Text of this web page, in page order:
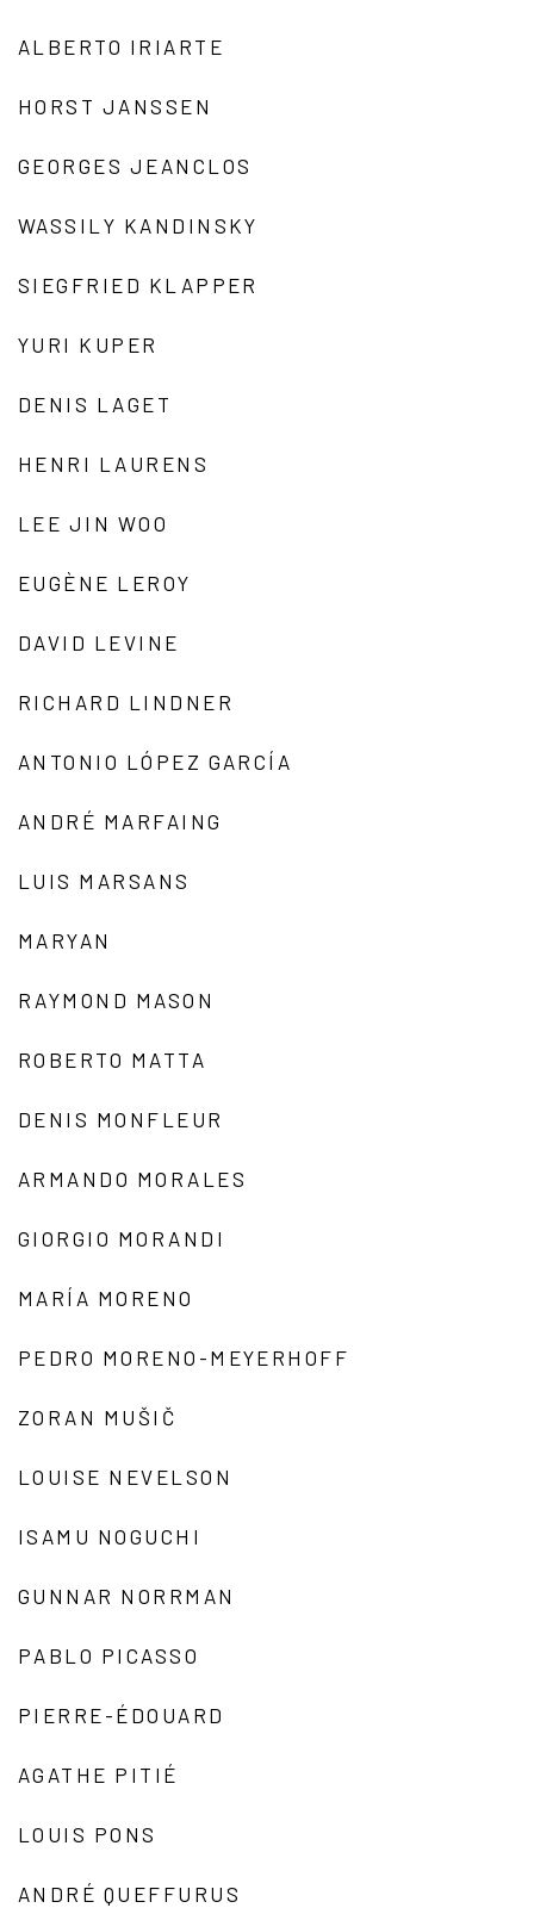
ALBERTO IRIARTE
HORST JANSSEN
GEORGES JEANCLOS
WASSILY KANDINSKY
SIEGFRIED KLAPPER
YURI KUPER
DENIS LAGET
HENRI LAURENS
LEE JIN WOO
EUGÈNE LEROY
DAVID LEVINE
RICHARD LINDNER
ANTONIO LÓPEZ GARCÍA
ANDRÉ MARFAING
LUIS MARSANS
MARYAN
RAYMOND MASON
ROBERTO MATTA
DENIS MONFLEUR
ARMANDO MORALES
GIORGIO MORANDI
MARÍA MORENO
PEDRO MORENO-MEYERHOFF
ZORAN MUŠIČ
LOUISE NEVELSON
ISAMU NOGUCHI
GUNNAR NORRMAN
PABLO PICASSO
PIERRE-ÉDOUARD
AGATHE PITIÉ
LOUIS PONS
ANDRÉ QUEFFURUS